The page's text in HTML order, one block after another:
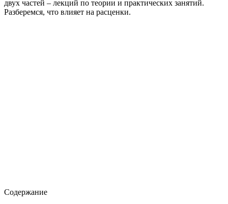
двух частей – лекций по теории и практических занятий.
Разберемся, что влияет на расценки.
Содержание